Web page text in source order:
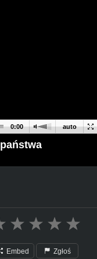
auto
0:00
Embed Zgłoś